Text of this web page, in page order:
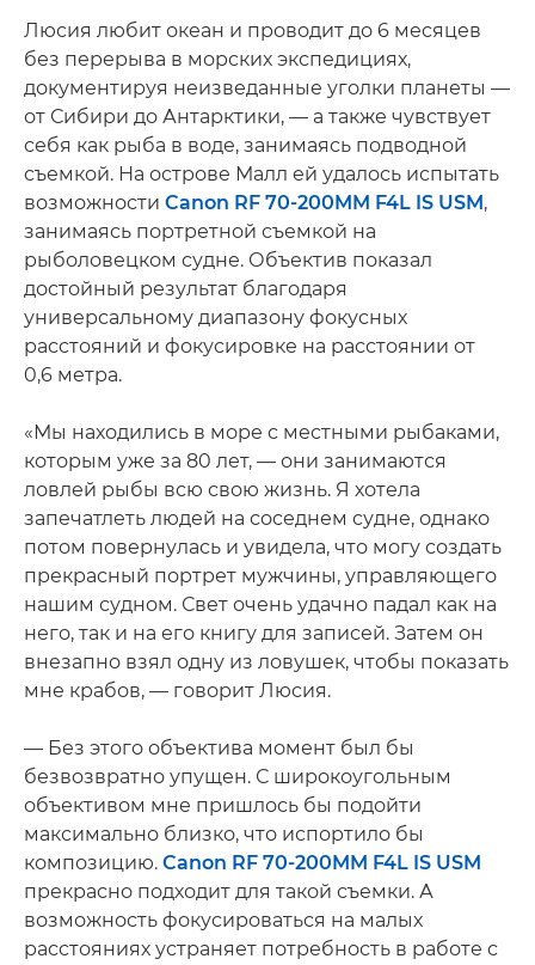
Люсия любит океан и проводит до 6 месяцев
без перерыва в морских экспедициях,
документируя неизведанные уголки планеты —
от Сибири до Антарктики, — а также чувствует
себя как рыба в воде, занимаясь подводной
съемкой. На острове Малл ей удалось испытать
возможности Canon RF 70-200MM F4L IS USM ,
занимаясь портретной съемкой на
рыболовецком судне. Объектив показал
достойный результат благодаря
универсальному диапазону фокусных
расстояний и фокусировке на расстоянии от
0,6 метра.
«Мы находились в море с местными рыбаками,
которым уже за 80 лет, — они занимаются
ловлей рыбы всю свою жизнь. Я хотела
запечатлеть людей на соседнем судне, однако
потом повернулась и увидела, что могу создать
прекрасный портрет мужчины, управляющего
нашим судном. Свет очень удачно падал как на
него, так и на его книгу для записей. Затем он
внезапно взял одну из ловушек, чтобы показать
мне крабов, — говорит Люсия.
— Без этого объектива момент был бы
безвозвратно упущен. С широкоугольным
объективом мне пришлось бы подойти
максимально близко, что испортило бы
композицию. Canon RF 70-200MM F4L IS USM
прекрасно подходит для такой съемки. А
возможность фокусироваться на малых
расстояниях устраняет потребность в работе с